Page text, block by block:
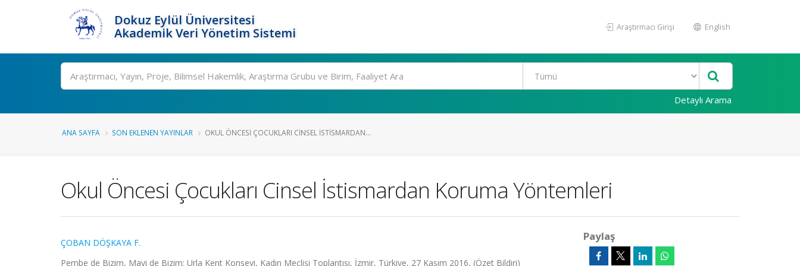
Dokuz Eylül Üniversitesi
Akademik Veri Yönetim Sistemi
Araştırmacı Girişi English
Ara
Detaylı Arama
ANA SAYFA SON EKLENEN YAYINLAR OKUL ÖNCESI ÇOCUKLARI CINSEL İSTISMARDAN...
Okul Öncesi Çocukları Cinsel İstismardan Koruma Yöntemleri
ÇOBAN DÖŞKAYA F.
Pembe de Bizim, Mavi de Bizim: Urla Kent Konseyi, Kadın Meclisi Toplantısı, İzmir, Türkiye, 27 Kasım 2016, (Özet Bildiri)
Paylaş